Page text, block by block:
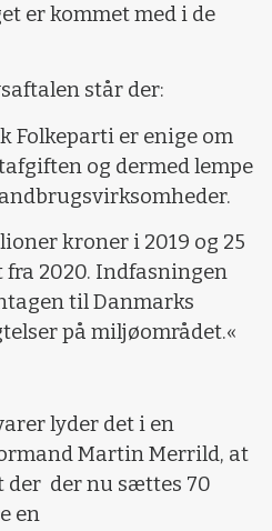
er kommet med i de
står der:
Folkeparti er enige om
og dermed lempe
kroner i 2019 og 25
2020. Indfasningen
til Danmarks
på miljøområdet.«
lyder det i en
Martin Merrild, at
der der nu sættes 70
en